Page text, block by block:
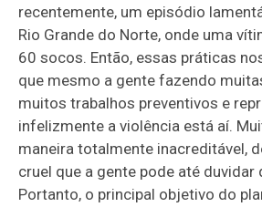
recentemente, um episódio
Rio Grande do Norte, onde uma
60 socos. Então, essas práticas
que mesmo a gente fazendo
muitos trabalhos preventivos e
infelizmente a violência está aí.
maneira totalmente inacreditável,
cruel que a gente pode até duvidar
Portanto, o principal objetivo do